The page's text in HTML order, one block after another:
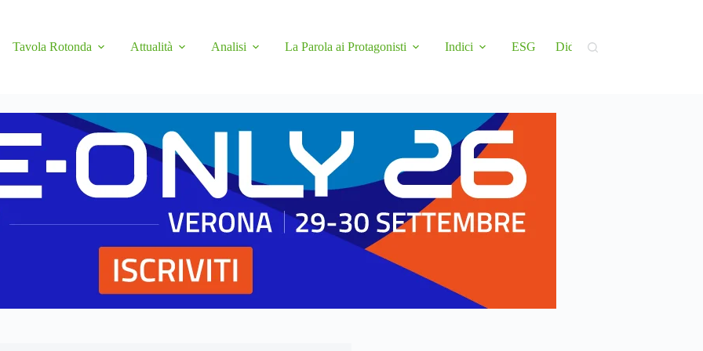
Tavola Rotonda Attualità Analisi La Parola ai Protagonisti Indici ESG Didattica